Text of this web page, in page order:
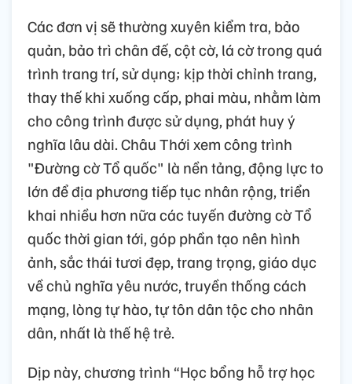
Các đơn vị sẽ thường xuyên kiểm tra, bảo
quản, bảo trì chân đế, cột cờ, lá cờ trong quá
trình trang trí, sử dụng; kịp thời chỉnh trang,
thay thế khi xuống cấp, phai màu, nhằm làm
cho công trình được sử dụng, phát huy ý
nghĩa lâu dài. Châu Thới xem công trình
"Đường cờ Tổ quốc" là nền tảng, động lực to
lớn để địa phương tiếp tục nhân rộng, triển
khai nhiều hơn nữa các tuyến đường cờ Tổ
quốc thời gian tới, góp phần tạo nên hình
ảnh, sắc thái tươi đẹp, trang trọng, giáo dục
về chủ nghĩa yêu nước, truyền thống cách
mạng, lòng tự hào, tự tôn dân tộc cho nhân
dân, nhất là thế hệ trẻ.
Dịp này, chương trình “Học bổng hỗ trợ học